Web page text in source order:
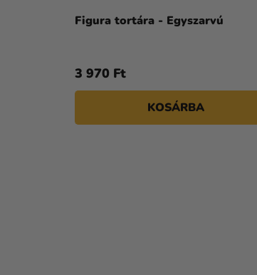
Figura tortára - Egyszarvú
3 970 Ft
KOSÁRBA